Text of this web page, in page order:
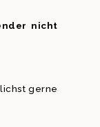
nicht
gerne